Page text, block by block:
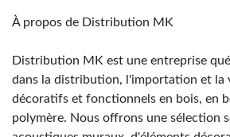
À propos de Distribution MK
Distribution MK est une entreprise
dans la distribution, l'importation et la
décoratifs et fonctionnels en bois, en
polymère. Nous offrons une sélection